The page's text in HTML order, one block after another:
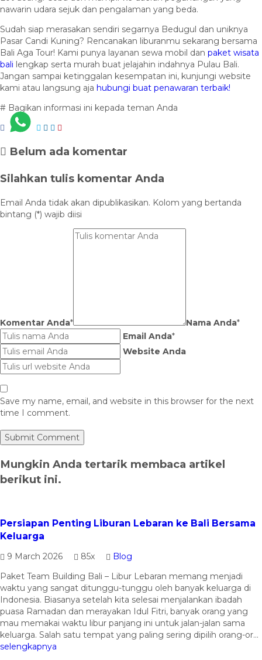
nawarin udara sejuk dan pengalaman yang beda.
Sudah siap merasakan sendiri segarnya Bedugul dan uniknya
Pasar Candi Kuning? Rencanakan liburanmu sekarang bersama
Bali Aga Tour! Kami punya layanan sewa mobil dan paket wisata
bali lengkap serta murah buat jelajahin indahnya Pulau Bali.
Jangan sampai ketinggalan kesempatan ini, kunjungi website
kami atau langsung aja hubungi buat penawaran terbaik!
# Bagikan informasi ini kepada teman Anda
Belum ada komentar
Silahkan tulis komentar Anda
Email Anda tidak akan dipublikasikan. Kolom yang bertanda
bintang (*) wajib diisi
Komentar Anda* Nama Anda*
Email Anda*
Website Anda
Save my name, email, and website in this browser for the next
time I comment.
Mungkin Anda tertarik membaca artikel
berikut ini.
Persiapan Penting Liburan Lebaran ke Bali Bersama
Keluarga
9 March 2026 85x
Blog
Paket Team Building Bali – Libur Lebaran memang menjadi
waktu yang sangat ditunggu-tunggu oleh banyak keluarga di
Indonesia. Biasanya setelah kita selesai menjalankan ibadah
puasa Ramadan dan merayakan Idul Fitri, banyak orang yang
mau memakai waktu libur panjang ini untuk jalan-jalan sama
keluarga. Salah satu tempat yang paling sering dipilih orang-or...
selengkapnya